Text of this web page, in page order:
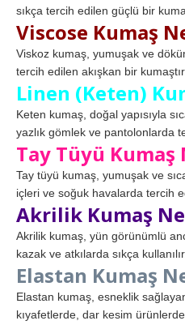
sıkça tercih edilen güçlü bir
Viscose Kumaş
Viskoz kumaş, yumuşak ve
tercih edilen akışkan bir kumaştır.
Linen (Keten)
Keten kumaş, doğal yapısıyla
yazlık gömlek ve pantolonlarda
Tay Tüyü Kumaş
Tay tüyü kumaş, yumuşak ve
içleri ve soğuk havalarda tercih
Akrilik Kumaş
Akrilik kumaş, yün görünümlü
kazak ve atkılarda sıkça kullanılır.
Elastan Kumaş
Elastan kumaş, esneklik
kıyafetlerde, dar kesim